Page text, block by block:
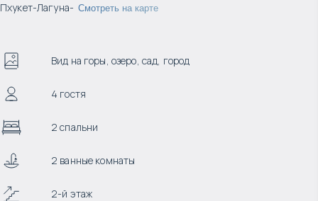
Пхукет-Лагуна- Смотреть на карте
Вид на горы, озеро, сад, город
4 гостя
2 спальни
2 ванные комнаты
2-й этаж